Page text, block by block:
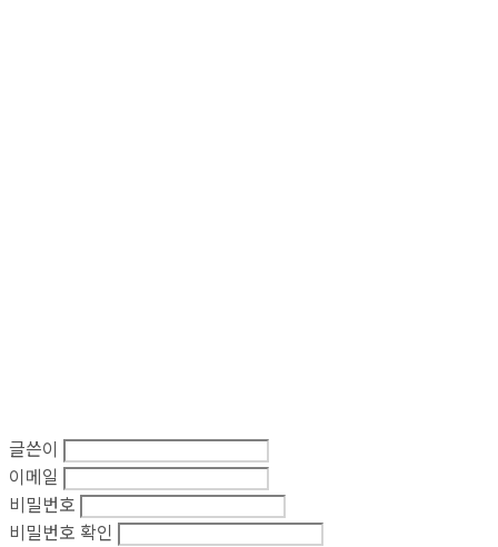
글쓴이
이메일
비밀번호
비밀번호 확인